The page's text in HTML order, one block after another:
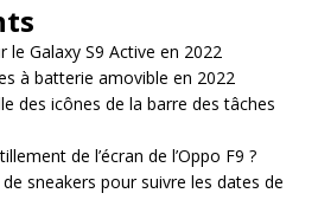
le Galaxy S9 Active en 2022
à batterie amovible en 2022
des icônes de la barre des tâches
de l’écran de l’Oppo F9 ?
sneakers pour suivre les dates de